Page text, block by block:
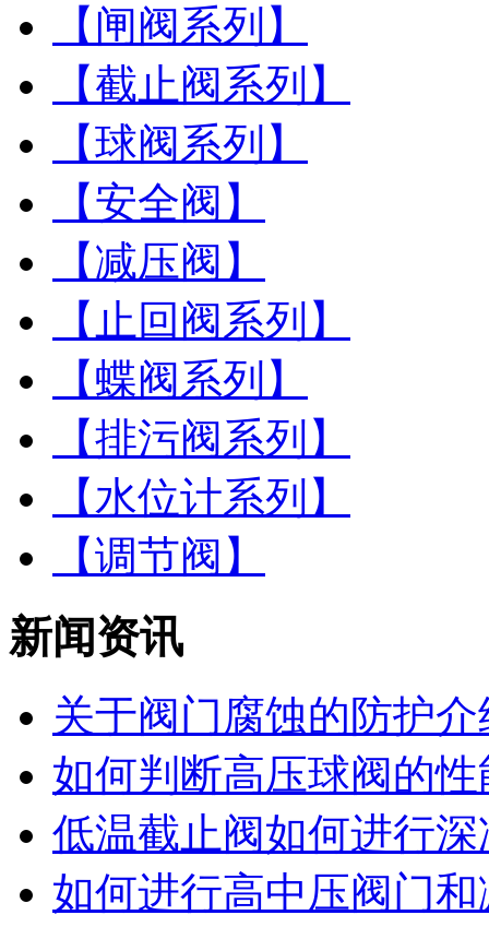
【闸阀系列】
【截止阀系列】
【球阀系列】
【安全阀】
【减压阀】
【止回阀系列】
【蝶阀系列】
【排污阀系列】
【水位计系列】
【调节阀】
新闻资讯
关于阀门腐蚀的防护介
如何判断高压球阀的性
低温截止阀如何进行
如何进行高中压阀门和